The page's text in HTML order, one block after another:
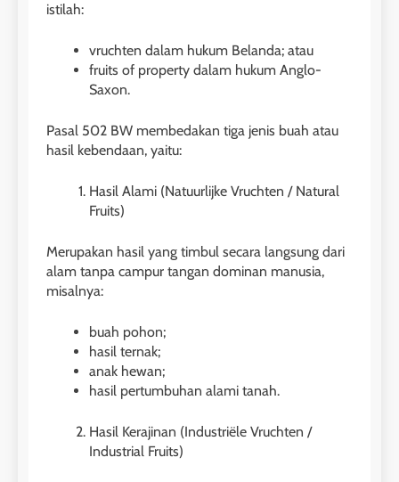
istilah:
vruchten dalam hukum Belanda; atau
fruits of property dalam hukum Anglo-
Saxon.
Pasal 502 BW membedakan tiga jenis buah atau
hasil kebendaan, yaitu:
Hasil Alami (Natuurlijke Vruchten / Natural
Fruits)
Merupakan hasil yang timbul secara langsung dari
alam tanpa campur tangan dominan manusia,
misalnya:
buah pohon;
hasil ternak;
anak hewan;
hasil pertumbuhan alami tanah.
Hasil Kerajinan (Industriële Vruchten /
Industrial Fruits)